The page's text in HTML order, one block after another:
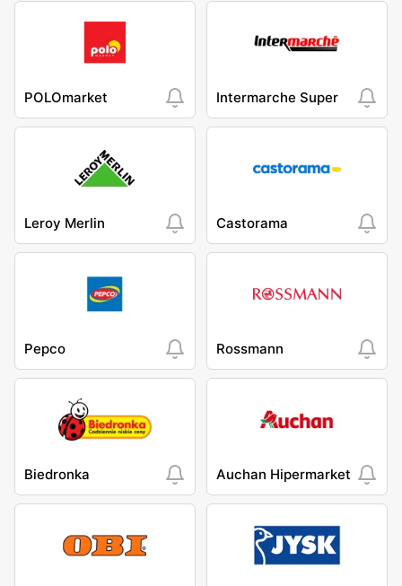
POLOmarket Intermarche Super
Leroy Merlin Castorama
Pepco Rossmann
Biedronka Auchan Hipermarket